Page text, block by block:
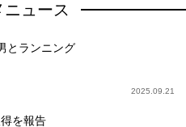
ュース
とランニング
2025.09.21
を報告